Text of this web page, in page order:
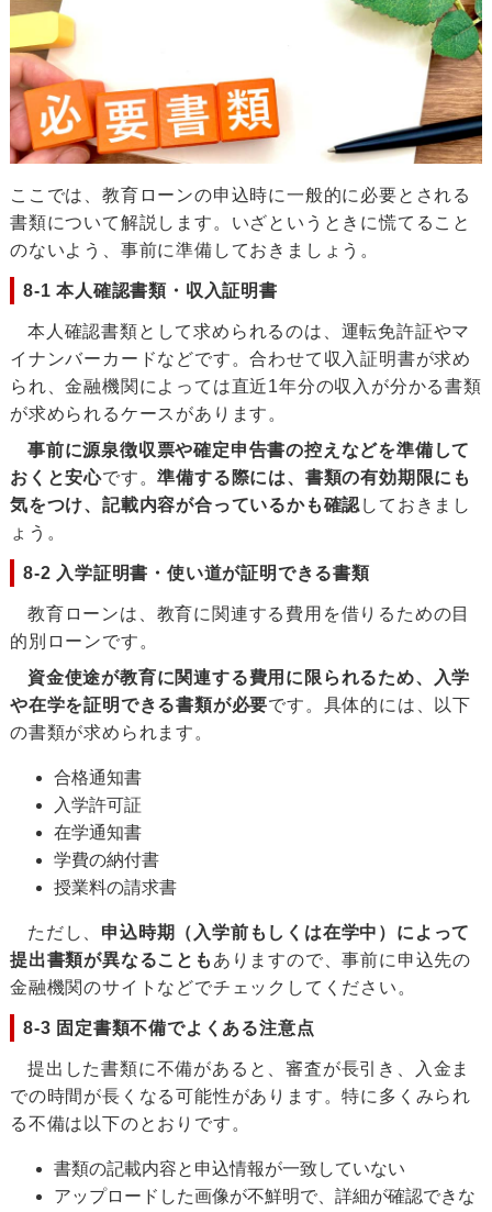
ここでは、教育ローンの申込時に一般的に必要とされる
書類について解説します。いざというときに慌てること
のないよう、事前に準備しておきましょう。
8-1 本人確認書類・収入証明書
本人確認書類として求められるのは、運転免許証やマ
イナンバーカードなどです。合わせて収入証明書が求め
られ、金融機関によっては直近1年分の収入が分かる書類
が求められるケースがあります。
事前に源泉徴収票や確定申告書の控えなどを準備して
おくと安心です。準備する際には、書類の有効期限にも
気をつけ、記載内容が合っているかも確認 しておきまし
ょう。
8-2 入学証明書・使い道が証明できる書類
教育ローンは、教育に関連する費用を借りるための目
的別ローンです。
資金使途が教育に関連する費用に限られるため、入学
や在学を証明できる書類が必要です。具体的には、以下
の書類が求められます。
合格通知書
入学許可証
在学通知書
学費の納付書
授業料の請求書
ただし、 申込時期（入学前もしくは在学中）によって
提出書類が異なることも ありますので、事前に申込先の
金融機関のサイトなどでチェックしてください。
8-3 固定書類不備でよくある注意点
提出した書類に不備があると、審査が長引き、入金ま
での時間が長くなる可能性があります。特に多くみられ
る不備は以下のとおりです。
書類の記載内容と申込情報が一致していない
アップロードした画像が不鮮明で、詳細が確認できな